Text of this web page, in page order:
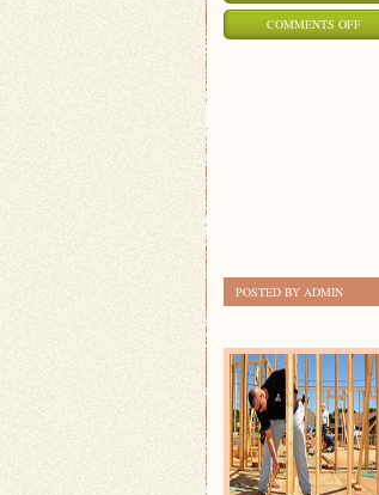
COMMENTS OFFON
POSTED BY ADMIN